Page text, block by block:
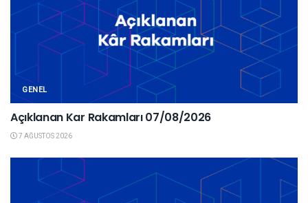
GENEL
Açıklanan Kar Rakamları 07/08/2026
7 AĞUSTOS 2026